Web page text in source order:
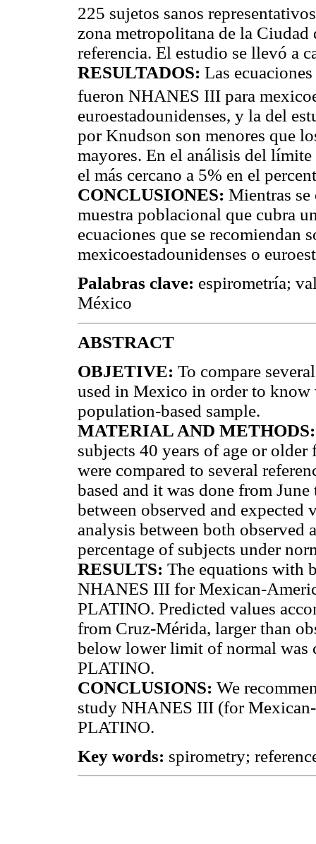
225 sujetos sanos
zona metropolitana de la
referencia. El estudio se llevó a
RESULTADOS: Las
fueron NHANES III para
euroestadounidenses, y la del
por Knudson son menores que
mayores. En el análisis del
el más cercano a 5% en el
CONCLUSIONES: Mientras se
muestra poblacional que cubra
ecuaciones que se recomiendan
mexicoestadounidenses o
Palabras clave: espirometría;
México
ABSTRACT
OBJETIVE: To compare
used in Mexico in order to
population-based sample.
MATERIAL AND
subjects 40 years of age or
were compared to several
based and it was done from
between observed and expected
analysis between both observed
percentage of subjects under
RESULTS: The equations with
NHANES III for Mexican-
PLATINO. Predicted values
from Cruz-Mérida, larger than
below lower limit of normal was
PLATINO.
CONCLUSIONS: We
study NHANES III (for
PLATINO.
Key words: spirometry;